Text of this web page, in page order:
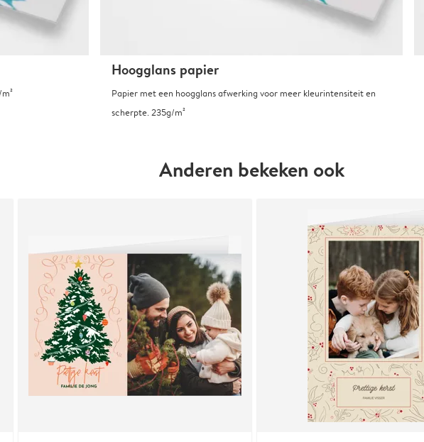
Hoogglans papier
Papier met een hoogglans afwerking voor meer kleurintensiteit en
scherpte. 235g/m²
Anderen bekeken ook